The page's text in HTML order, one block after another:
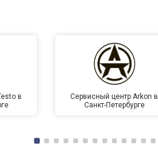
в
Сервисный центр Arkon в
Санкт-Петербурге